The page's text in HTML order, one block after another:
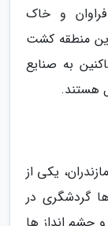
و خاک
منطقه کشت
به صنایع
هستند.
یکی از
گردشگری در